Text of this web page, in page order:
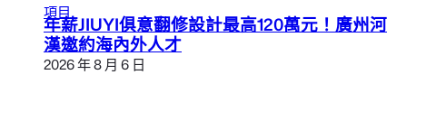
項目
年薪JIUYI俱意翻修設計最高120萬元！廣州河
漢邀約海內外人才
2026 年 8 月 6 日